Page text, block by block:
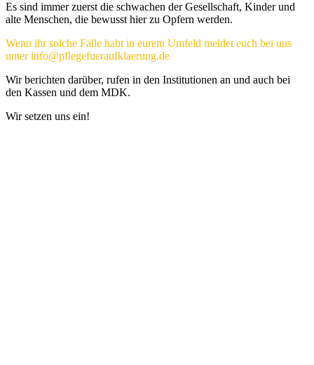
Es sind immer zuerst die schwachen der Gesellschaft, Kinder und
alte Menschen, die bewusst hier zu Opfern werden.
Wenn ihr solche Fälle habt in eurem Umfeld meldet euch bei uns
unterinfo@pflegefueraufklaerung.de
Wir berichten darüber, rufen in den Institutionen an und auch bei
den Kassen und dem MDK.
Wir setzen uns ein!